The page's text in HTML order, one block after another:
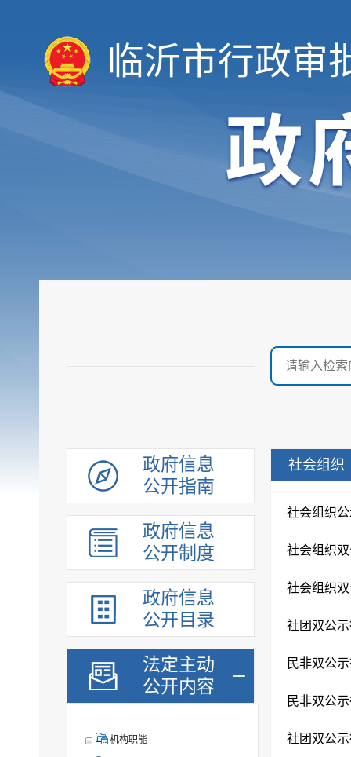
临沂市行政审
政府信息
公开指南
政府信息
公开制度
政府信息
公开目录
法定主动
公开内容
机构职能
社会组织
社会组织公
社会组织
社会组织
社团双公
民非双公
民非双公
社团双公